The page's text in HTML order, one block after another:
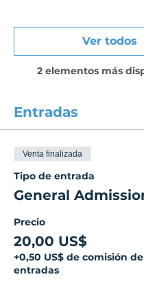
2 elementos más
Ver todos
Entradas
Venta finalizada
Tipo de entrada
General
Precio
20,00 US$
+0,50 US$ de comisión
entradas